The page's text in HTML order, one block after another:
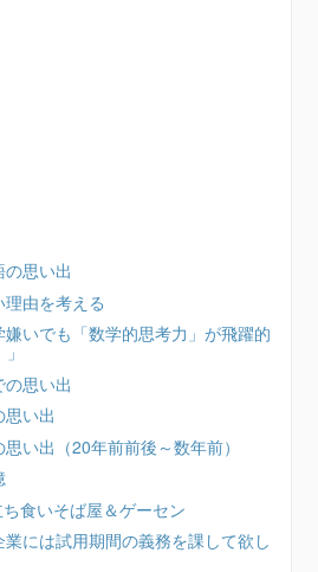
思い出
由を考える
いでも「数学的思考力」が飛躍的
思い出
い出
い出（20年前前後～数年前）
食いそば屋＆ゲーセン
には試用期間の義務を課して欲し